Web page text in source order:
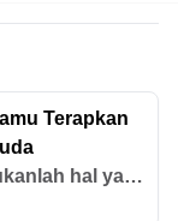
Terapkan
hal yang
bahwa